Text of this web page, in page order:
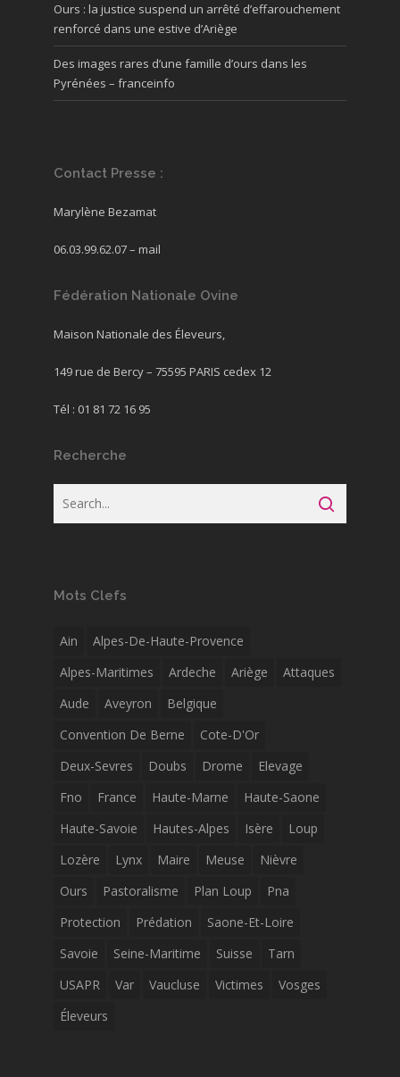
Ours : la justice suspend un arrêté d’effarouchement
renforcé dans une estive d’Ariège
Des images rares d’une famille d’ours dans les
Pyrénées – franceinfo
Contact Presse :
Marylène Bezamat
06.03.99.62.07 – mail
Fédération Nationale Ovine
Maison Nationale des Éleveurs,
149 rue de Bercy – 75595 PARIS cedex 12
Tél : 01 81 72 16 95
Recherche
Mots Clefs
Ain
Alpes-De-Haute-Provence
Alpes-Maritimes
Ardeche Ariège
Attaques
Aude
Aveyron
Belgique
Convention De Berne
Cote-D'Or
Deux-Sevres
Doubs Drome
Elevage
Fno
France Haute-Marne
Haute-Saone
Haute-Savoie
Hautes-Alpes Isère
Loup
Lozère
Lynx Maire Meuse
Nièvre
Ours
Pastoralisme Plan Loup
Pna
Protection
Prédation
Saone-Et-Loire
Savoie
Seine-Maritime Suisse
Tarn
USAPR
Var Vaucluse Victimes
Vosges
Éleveurs